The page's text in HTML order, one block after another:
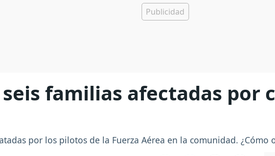
seis familias afectadas por
por los pilotos de la Fuerza Aérea en la comunidad. ¿Cómo